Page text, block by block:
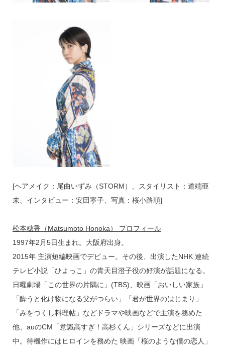
[ヘアメイク：尾曲いずみ（STORM）、スタイリスト：道端亜
未、インタビュー：安田寧子、写真：桜小路順]
松本穂香（Matsumoto Honoka） プロフィール
1997年2月5日生まれ。大阪府出身。
2015年 主演短編映画でデビュー。その後、出演したNHK 連続
テレビ小説「ひよっこ」の青天目澄子役の好演が話題になる。
日曜劇場「この世界の片隅に」(TBS)、映画「おいしい家族」
「酔うと化け物になる父がつらい」「君が世界のはじまり」
「みをつくし料理帖」などドラマや映画などで主演を務めた
他、auのCM「意識高すぎ！高杉くん」シリーズなどに出演
中。待機作にはヒロインを務めた 映画「桜のような僕の恋人」